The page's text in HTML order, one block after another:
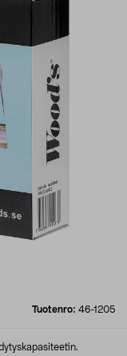
Tuotenro: 46-1205